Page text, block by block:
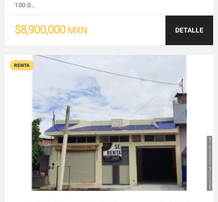
100.0…
$8,900,000 MXN DETALLE
RENTA
VER DETALLES